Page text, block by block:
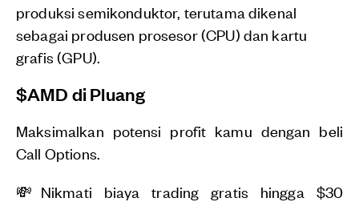
produksi semikonduktor, terutama dikenal
sebagai produsen prosesor (CPU) dan kartu
grafis (GPU).
$AMD di Pluang
Maksimalkan potensi profit kamu dengan beli
Call Options.
💸Nikmati biaya trading gratis hingga $30